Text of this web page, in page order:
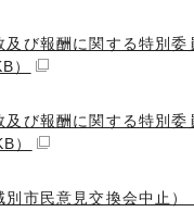
及び報酬に関する特別
）
及び報酬に関する特別
）
別市民意見交換会中止）